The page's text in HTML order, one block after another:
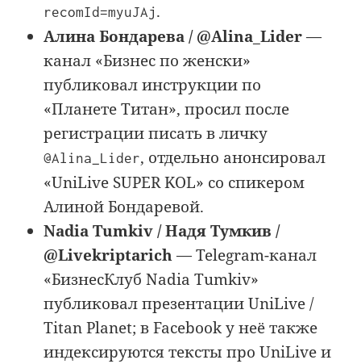
recomId=myuJAj.
Алина Бондарева / @Alina_Lider—
канал «Бизнес по женски»
публиковал инструкции по
«Планете Титан», просил после
регистрации писать в личку
@Alina_Lider, отдельно анонсировал
«UniLive SUPER KOL» со спикером
Алиной Бондаревой.
Nadia Tumkiv / Надя Тумкив /
@Livekriptarich— Telegram-канал
«БизнесКлуб Nadia Tumkiv»
публиковал презентации UniLive /
Titan Planet; в Facebook у неё также
индексируются тексты про UniLive и